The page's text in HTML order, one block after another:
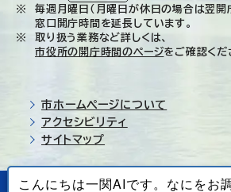
毎週月曜日（月曜日が休日の場合は翌開
窓口開庁時間を延長しています。
取り扱う業務など詳しくは、
市役所の開庁時間のページをご確認くだ
市ホームページについて
アクセシビリティ
サイトマップ